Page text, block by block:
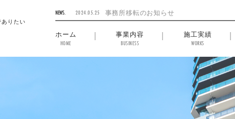
りたい
NEWS. 2024.05.25 事務所移転のお知らせ
ホーム
HOME
事業内容
BUSINESS
施工実績
WORKS